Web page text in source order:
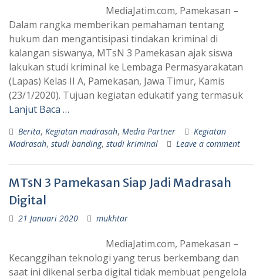
MediaJatim.com, Pamekasan –
Dalam rangka memberikan pemahaman tentang
hukum dan mengantisipasi tindakan kriminal di
kalangan siswanya, MTsN 3 Pamekasan ajak siswa
lakukan studi kriminal ke Lembaga Permasyarakatan
(Lapas) Kelas II A, Pamekasan, Jawa Timur, Kamis
(23/1/2020). Tujuan kegiatan edukatif yang termasuk
Lanjut Baca …
Berita, Kegiatan madrasah, Media Partner
Kegiatan
Madrasah, studi banding, studi kriminal Leave a comment
MTsN 3 Pamekasan Siap Jadi Madrasah
Digital
21 Januari 2020 mukhtar
MediaJatim.com, Pamekasan –
Kecanggihan teknologi yang terus berkembang dan
saat ini dikenal serba digital tidak membuat pengelola